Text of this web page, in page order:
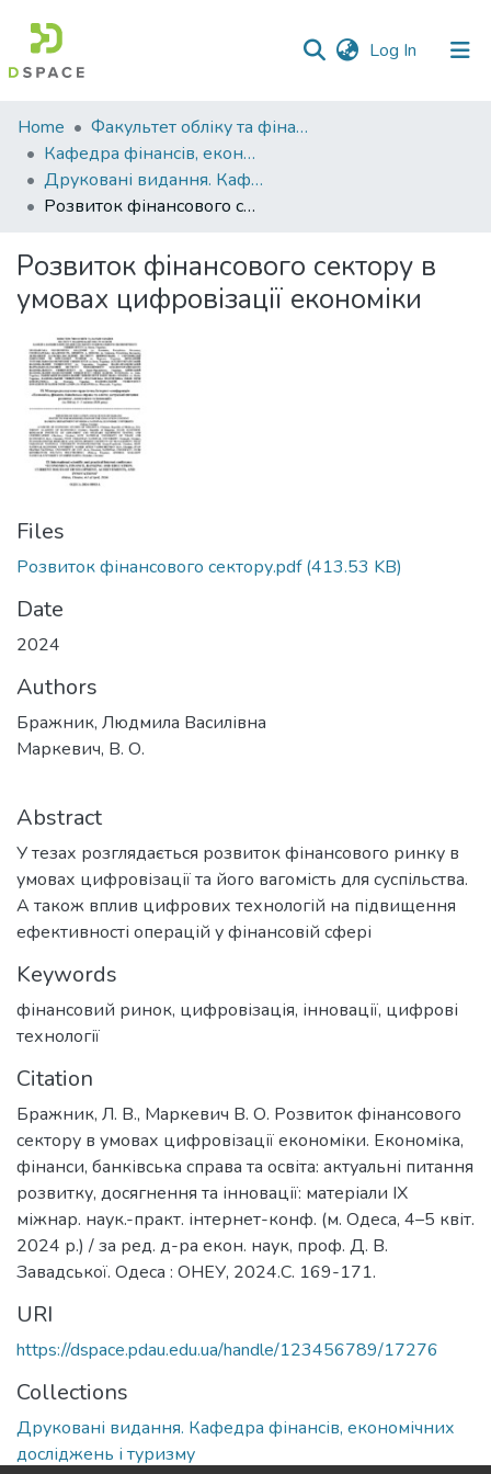
Log In (current)
Communities
&
Collections
Statistics
Home
Факультет обліку та фінансів
Кафедра фінансів, економічних досліджень і туризму
Друковані видання. Кафедра фінансів, економічних досліджень і туризму
Розвиток фінансового сектору в умовах цифровізації економіки
Розвиток фінансового сектору в
умовах цифровізації економіки
Files
Розвиток фінансового сектору.pdf(413.53 KB)
Date
2024
Authors
Бражник, Людмила Василівна
Маркевич, В. О.
Abstract
У тезах розглядається розвиток фінансового ринку в
умовах цифровізації та його вагомість для суспільства.
А також вплив цифрових технологій на підвищення
ефективності операцій у фінансовій сфері
Keywords
фінансовий ринок, цифровізація, інновації, цифрові
технології
Citation
Бражник, Л. В., Маркевич В. О. Розвиток фінансового
сектору в умовах цифровізації економіки. Економіка,
фінанси, банківська справа та освіта: актуальні питання
розвитку, досягнення та інновації: матеріали IX
міжнар. наук.-практ. інтернет-конф. (м. Одеса, 4–5 квіт.
2024 р.) / за ред. д-ра екон. наук, проф. Д. В.
Завадської. Одеса : ОНЕУ, 2024.С. 169-171.
URI
https://dspace.pdau.edu.ua/handle/123456789/17276
Collections
Друковані видання. Кафедра фінансів, економічних
досліджень і туризму